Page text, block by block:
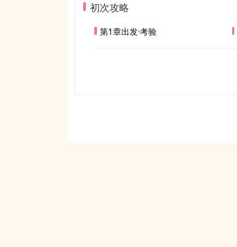
初次攻略
第1章出发·考验